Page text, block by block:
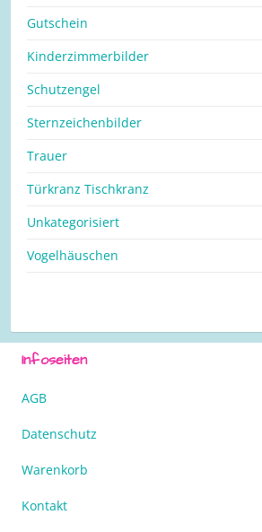
Gutschein
Kinderzimmerbilder
Schutzengel
Sternzeichenbilder
Trauer
Türkranz Tischkranz
Unkategorisiert
Vogelhäuschen
Infoseiten
AGB
Datenschutz
Warenkorb
Kontakt